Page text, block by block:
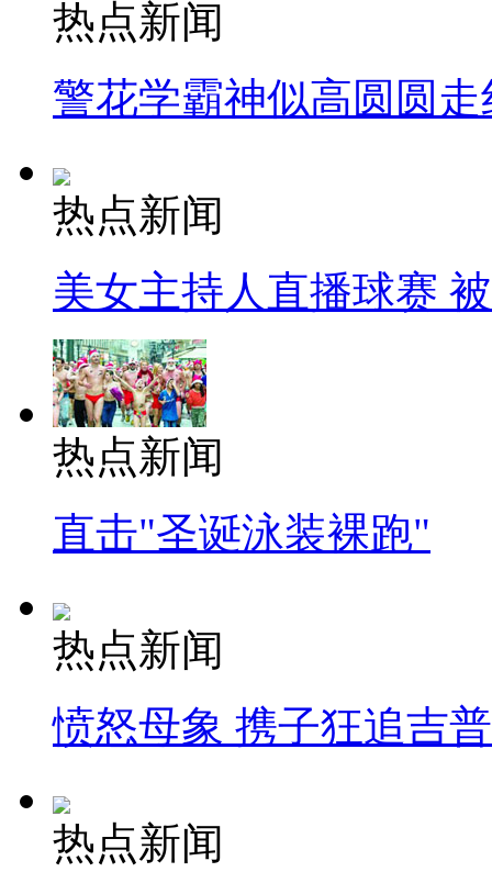
热点新闻
警花学霸神似高圆圆走
热点新闻
美女主持人直播球赛
热点新闻
直击"圣诞泳装裸跑"
热点新闻
愤怒母象 携子狂追吉
热点新闻